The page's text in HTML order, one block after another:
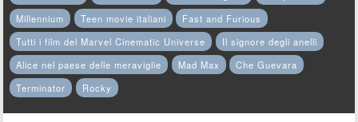
Millennium
Teen movie italiani
Fast and Furious
Tutti i film del Marvel Cinematic Universe
Il signore degli anelli
Alice nel paese delle meraviglie
Mad Max
Che Guevara
Terminator
Rocky